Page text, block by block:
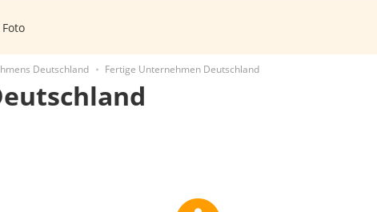
Deutschland Fertige Unternehmen Deutschland